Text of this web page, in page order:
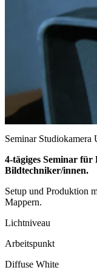
SeminarStudiokamera
4-tägiges Seminar
Bildtechniker/innen.
Setup und Produktion
Mappern.
Lichtniveau
Arbeitspunkt
Diffuse White